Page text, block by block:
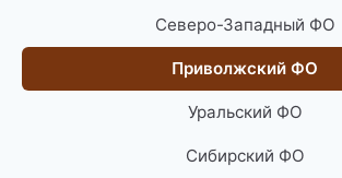
Северо-Западный ФО
Приволжский ФО
Уральский ФО
Сибирский ФО